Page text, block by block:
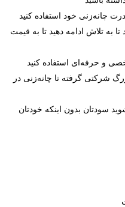
چانه‌زنی خود استفاده کنید
به تلاش ادامه دهید تا به قیمت
و حرفه‌ای استفاده کنید
شرکتی گرفته تا چانه‌زنی در
سودتان بدون اینکه خودتان